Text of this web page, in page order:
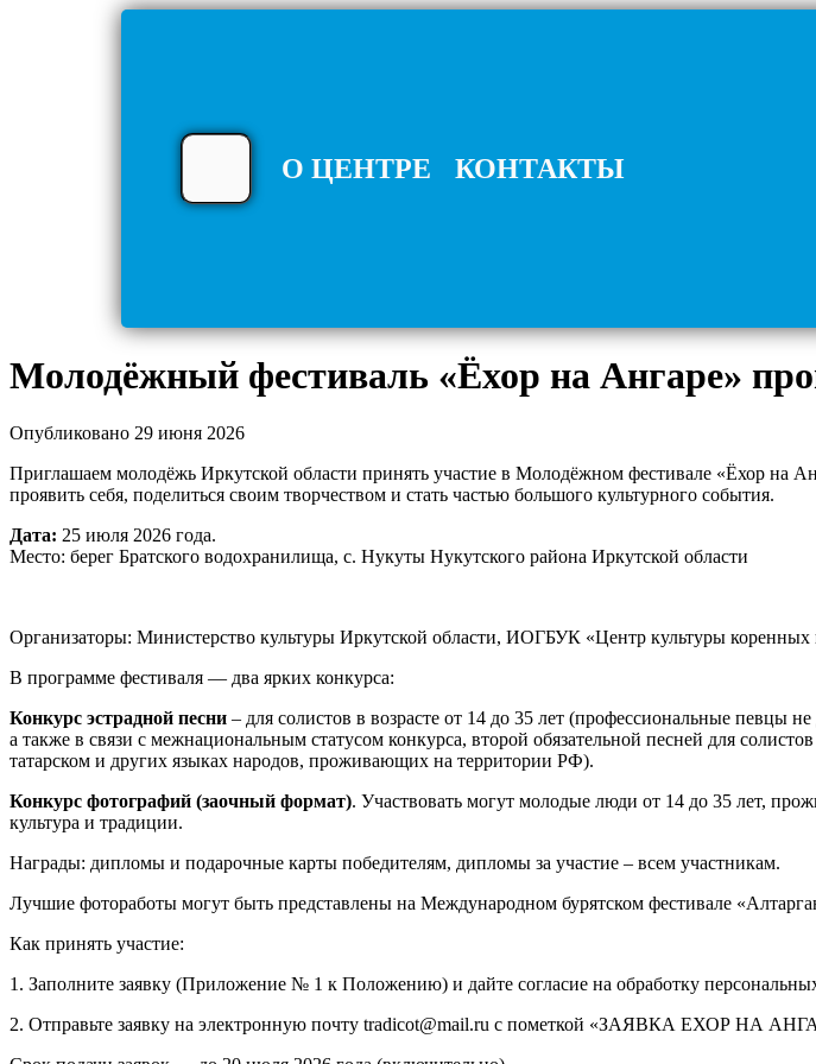
О ЦЕНТРЕ КОНТАКТЫ
Молодёжный фестиваль «Ёхор на Ангаре»
Опубликовано 29 июня 2026
Приглашаем молодёжь Иркутской области принять участие в Молодёжном фестивале «Ёхор на
проявить себя, поделиться своим творчеством и стать частью большого культурного события.
Дата: 25 июля 2026 года.
Место: берег Братского водохранилища, с. Нукуты Нукутского района Иркутской области
Организаторы: Министерство культуры Иркутской области, ИОГБУК «Центр культуры коренных
В программе фестиваля — два ярких конкурса:
Конкурс эстрадной песни – для солистов в возрасте от 14 до 35 лет (профессиональные певцы
а также в связи с межнациональным статусом конкурса, второй обязательной песней для
татарском и других языках народов, проживающих на территории РФ).
Конкурс фотографий (заочный формат). Участвовать могут молодые люди от 14 до 35 лет,
культура и традиции.
Награды: дипломы и подарочные карты победителям, дипломы за участие – всем участникам.
Лучшие фотоработы могут быть представлены на Международном бурятском фестивале
Как принять участие:
1. Заполните заявку (Приложение № 1 к Положению) и дайте согласие на обработку
2. Отправьте заявку на электронную почту tradicot@mail.ru с пометкой «ЗАЯВКА ЕХОР НА